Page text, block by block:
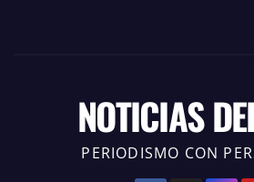
NOTICIAS
PERIODISMO CON